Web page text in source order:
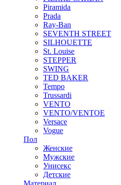
Piramida
Prada
Ray-Ban
SEVENTH STREET
SILHOUETTE
St. Louise
STEPPER
SWING
TED BAKER
Tempo
Trussardi
VENTO
VENTO/VENTOE
Versace
Vogue
Пол
Женские
Мужские
Унисекс
Детские
Материал